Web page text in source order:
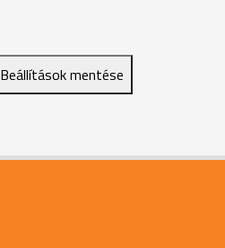
Beállítások mentése